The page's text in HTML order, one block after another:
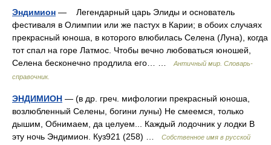
Эндимион — Легендарный царь Элиды и основатель
фестиваля в Олимпии или же пастух в Карии; в обоих случаях
прекрасный юноша, в которого влюбилась Селена (Луна), когда
тот спал на горе Латмос. Чтобы вечно любоваться юношей,
Селена бесконечно продлила его… …
Античный мир. Словарь-
справочник.
ЭНДИМИОН — (в др. греч. мифологии прекрасный юноша,
возлюбленный Селены, богини луны) Не смеемся, только
дышим, Обнимаем, да целуем... Каждый лодочник у лодки В
эту ночь Эндимион. Куз921 (258) …
Собственное имя в русской